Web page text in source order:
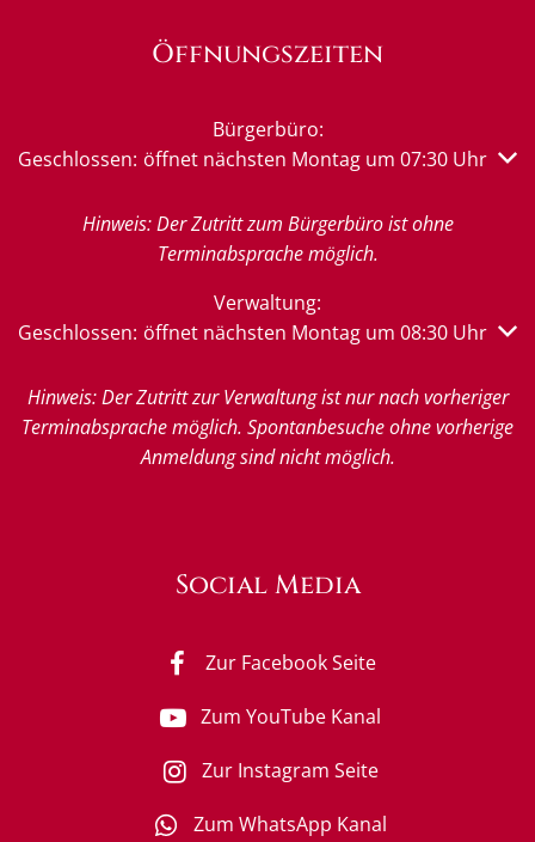
Öffnungszeiten
Bürgerbüro:
Klicken, um weitere Öffnungs- oder Schließzeiten
Geschlossen: öffnet nächsten Montag um 07:30 Uhr
Hinweis: Der Zutritt zum Bürgerbüro ist ohne
Terminabsprache möglich.
Verwaltung:
Klicken, um weitere Öffnungs- oder Schließzeiten
Geschlossen: öffnet nächsten Montag um 08:30 Uhr
Hinweis: Der Zutritt zur Verwaltung ist nur nach vorheriger
Terminabsprache möglich. Spontanbesuche ohne vorherige
Anmeldung sind nicht möglich.
Social Media
Zur Facebook Seite
Zum YouTube Kanal
Zur Instagram Seite
Zum WhatsApp Kanal